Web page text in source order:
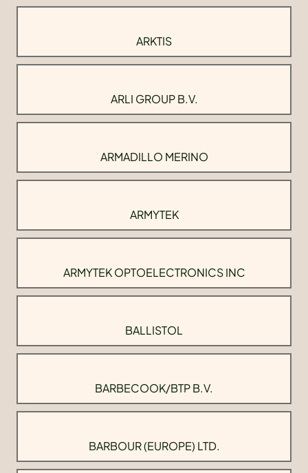
ARKTIS
ARLI GROUP B.V.
ARMADILLO MERINO
ARMYTEK
ARMYTEK OPTOELECTRONICS INC
BALLISTOL
BARBECOOK/BTP B.V.
BARBOUR (EUROPE) LTD.